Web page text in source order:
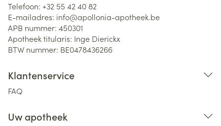
Telefoon: +32 55 42 40 82
E-mailadres: info@apollonia-apotheek.be
APB nummer: 450301
Apotheek titularis: Inge Dierickx
BTW nummer: BE0478436266
Klantenservice
FAQ
Uw apotheek